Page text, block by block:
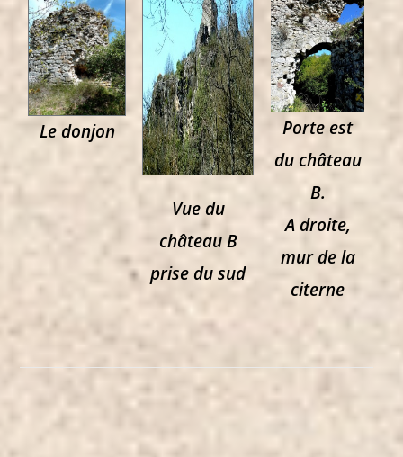
Le donjon
Vue du
château B
prise du sud
Porte est
du château
B.
A droite,
mur de la
citerne